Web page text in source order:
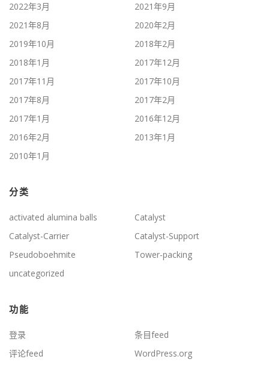
2022年3月
2021年9月
2021年8月
2020年2月
2019年10月
2018年2月
2018年1月
2017年12月
2017年11月
2017年10月
2017年8月
2017年2月
2017年1月
2016年12月
2016年2月
2013年1月
2010年1月
分类
activated alumina balls
Catalyst
Catalyst-Carrier
Catalyst-Support
Pseudoboehmite
Tower-packing
uncategorized
功能
登录
条目feed
评论feed
WordPress.org